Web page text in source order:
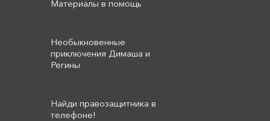
Материалы в помощь
Необыкновенные
приключения Димаша и
Регины
Найди правозащитника в
телефоне!